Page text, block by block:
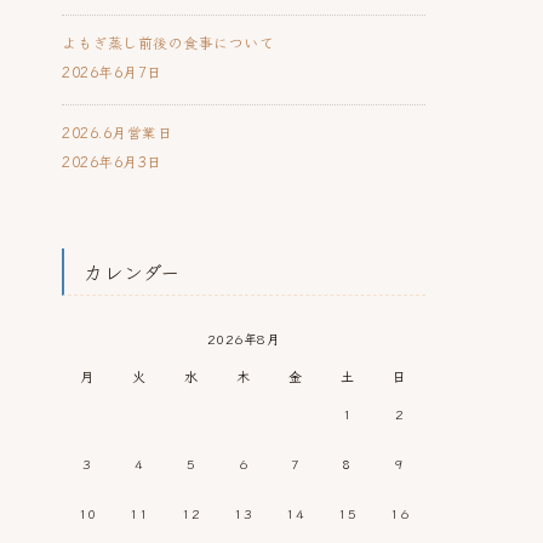
よもぎ蒸し前後の食事について
2026年6月7日
2026.6月営業日
2026年6月3日
カレンダー
2026年8月
月
火 水 木 金 土
日
1
2
3 4 5 6 7 8 9
10 11 12 13 14 15 16